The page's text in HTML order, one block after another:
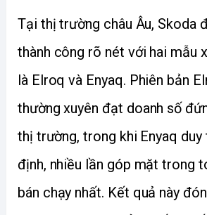
Tại thị trường châu Âu, Skoda
thành công rõ nét với hai mẫu
là Elroq và Enyaq. Phiên bản
thường xuyên đạt doanh số
thị trường, trong khi Enyaq
định, nhiều lần góp mặt trong
bán chạy nhất. Kết quả này